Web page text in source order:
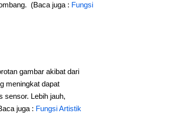
(Baca juga : Fungsi
gambar akibat dari
meningkat dapat
sensor. Lebih jauh,
juga : Fungsi Artistik